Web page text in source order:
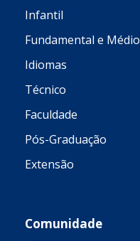
Infantil
Fundamental e Médio
Idiomas
Técnico
Faculdade
Pós-Graduação
Extensão
Comunidade